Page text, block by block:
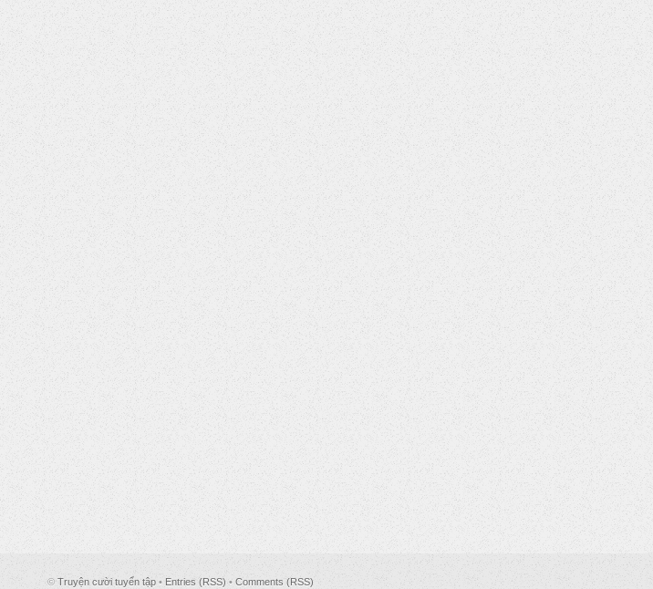
© Truyện cười tuyển tập • Entries (RSS) • Comments (RSS)